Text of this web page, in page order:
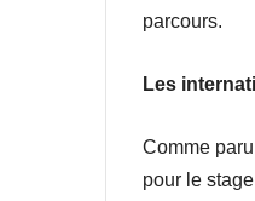
parcours.
Les
Comme
pour le